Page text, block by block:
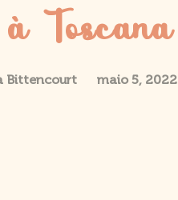
Toscana
Bittencourt maio 5, 2022